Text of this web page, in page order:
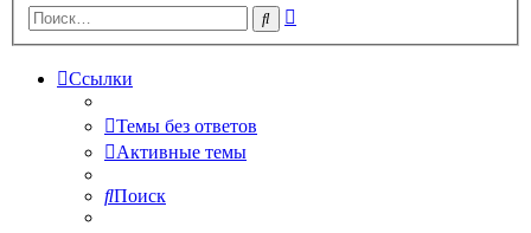
Поиск
Ссылки
Темы без ответов
Активные темы
Поиск